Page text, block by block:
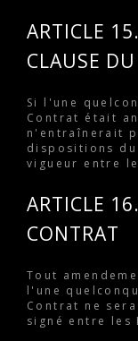
ARTICLE
CLAUSE
Si l'une
Contrat était
n'entraînerait
dispositions
vigueur entre
ARTICLE
CONTRAT
Tout
l'une
Contrat ne
signé entre les